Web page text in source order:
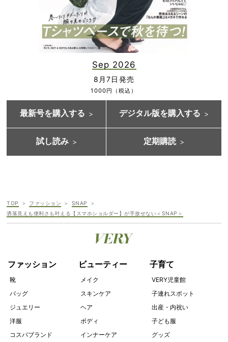
Sep 2026
8月7日発売
1000円（税込）
最新号を購入する デジタル版を購入する
試し読み 定期購読
TOP ファッション
SNAP
洒落見えも便利さも叶える【スマホショルダー】が手放せない＜SNAP＞
ファッション
靴
バッグ
ジュエリー
洋服
コスパブランド
ビューティー
メイク
スキンケア
ヘア
ボディ
インナーケア
子育て
VERY児童館
子連れスポット
出産・内祝い
子ども服
グッズ